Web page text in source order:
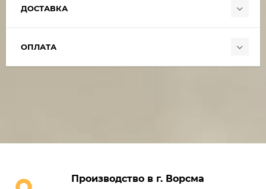
ДОСТАВКА
ОПЛАТА
Производство в г. Ворсма